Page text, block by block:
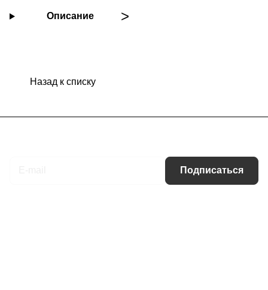
Описание
Назад к списку
Подписаться